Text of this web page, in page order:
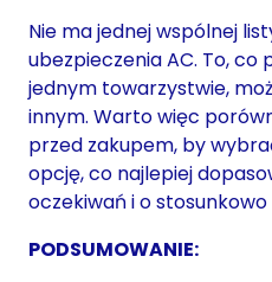
Nie ma jednej wspólnej
ubezpieczenia AC. To, co
jednym towarzystwie,
innym. Warto więc
przed zakupem, by
opcję, co najlepiej
oczekiwań i o stosunkowo
PODSUMOWANIE: